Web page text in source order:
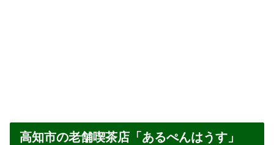
高知市の老舗喫茶店「あるぺんはうす」